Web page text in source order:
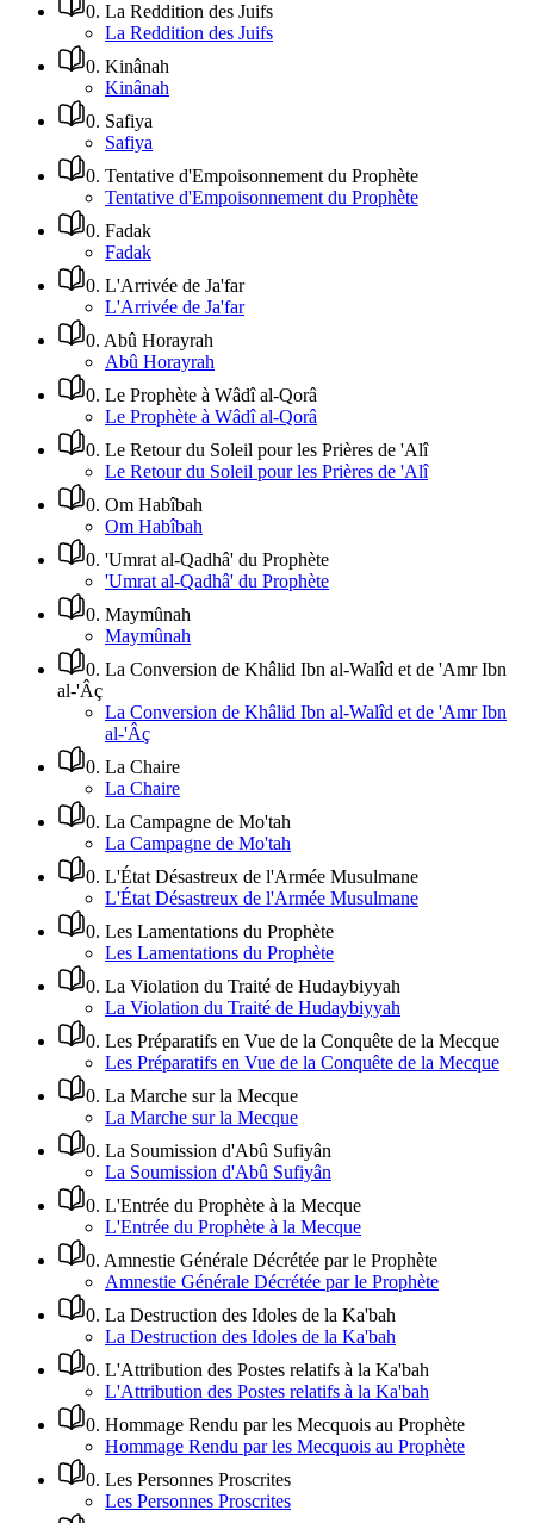
0. La Reddition des Juifs
La Reddition des Juifs
0. Kinânah
Kinânah
0. Safiya
Safiya
0. Tentative d'Empoisonnement du Prophète
Tentative d'Empoisonnement du Prophète
0. Fadak
Fadak
0. L'Arrivée de Ja'far
L'Arrivée de Ja'far
0. Abû Horayrah
Abû Horayrah
0. Le Prophète à Wâdî al-Qorâ
Le Prophète à Wâdî al-Qorâ
0. Le Retour du Soleil pour les Prières de 'Alî
Le Retour du Soleil pour les Prières de 'Alî
0. Om Habîbah
Om Habîbah
0. 'Umrat al-Qadhâ' du Prophète
'Umrat al-Qadhâ' du Prophète
0. Maymûnah
Maymûnah
0. La Conversion de Khâlid Ibn al-Walîd et de 'Amr Ibn
al-'Âç
La Conversion de Khâlid Ibn al-Walîd et de 'Amr Ibn
al-'Âç
0. La Chaire
La Chaire
0. La Campagne de Mo'tah
La Campagne de Mo'tah
0. L'État Désastreux de l'Armée Musulmane
L'État Désastreux de l'Armée Musulmane
0. Les Lamentations du Prophète
Les Lamentations du Prophète
0. La Violation du Traité de Hudaybiyyah
La Violation du Traité de Hudaybiyyah
0. Les Préparatifs en Vue de la Conquête de la Mecque
Les Préparatifs en Vue de la Conquête de la Mecque
0. La Marche sur la Mecque
La Marche sur la Mecque
0. La Soumission d'Abû Sufiyân
La Soumission d'Abû Sufiyân
0. L'Entrée du Prophète à la Mecque
L'Entrée du Prophète à la Mecque
0. Amnestie Générale Décrétée par le Prophète
Amnestie Générale Décrétée par le Prophète
0. La Destruction des Idoles de la Ka'bah
La Destruction des Idoles de la Ka'bah
0. L'Attribution des Postes relatifs à la Ka'bah
L'Attribution des Postes relatifs à la Ka'bah
0. Hommage Rendu par les Mecquois au Prophète
Hommage Rendu par les Mecquois au Prophète
0. Les Personnes Proscrites
Les Personnes Proscrites